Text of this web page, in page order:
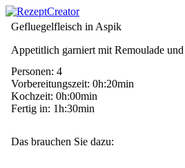
Gefluegelfleisch in Aspik
Appetitlich garniert mit Remoulade und
Personen: 4
Vorbereitungszeit: 0h:20min
Kochzeit: 0h:00min
Fertig in: 1h:30min
Das brauchen Sie dazu: